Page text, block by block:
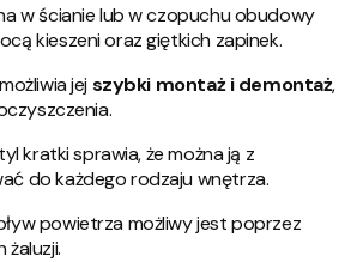
w ścianie lub w czopuchu obudowy
kieszeni oraz giętkich zapinek.
jej szybki montaż i demontaż,
kratki sprawia, że można ją z
do każdego rodzaju wnętrza.
powietrza możliwy jest poprzez
żaluzji.